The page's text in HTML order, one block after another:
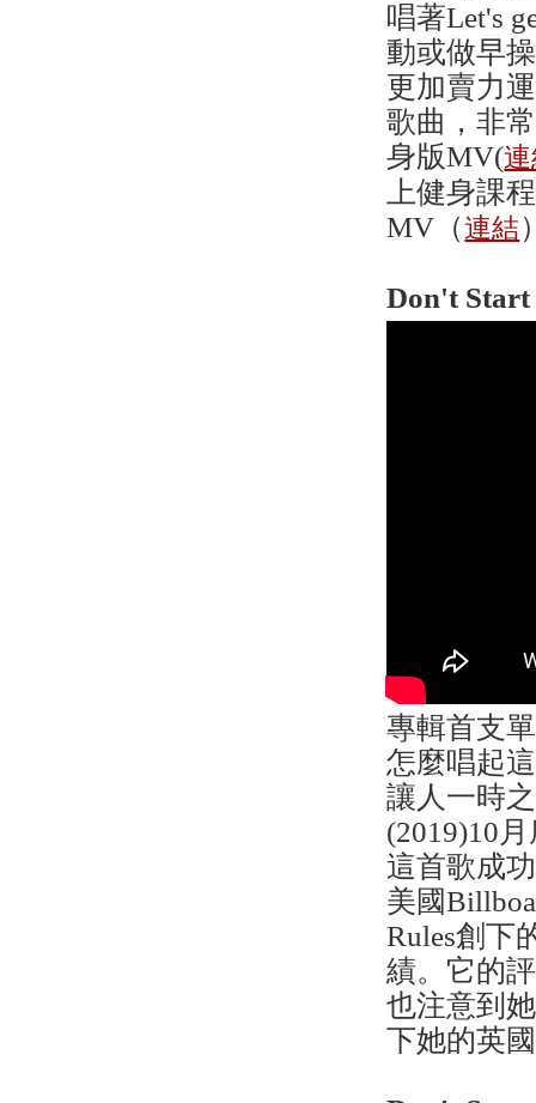
唱著Let's
動或做早
更加賣力
歌曲，非
身版MV(
上健身課
MV（連結
Don't Start
專輯首支
怎麼唱起
讓人一時
(2019)10
這首歌成
美國
Rules創下
績。它的
也注意到
下她的英